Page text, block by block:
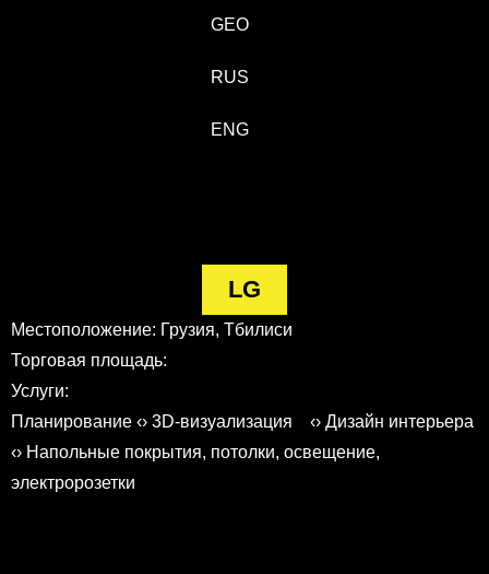
GEO
RUS
ENG
LG
Местоположение: Грузия, Тбилиси
Торговая площадь:
Услуги:
Планирование ‹› 3D-визуализация ‹› Дизайн интерьера
‹› Напольные покрытия, потолки, освещение,
электророзетки